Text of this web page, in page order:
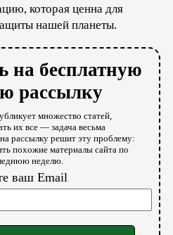
которая ценна для
нашей планеты.
на бесплатную
рассылку
множество статей,
их все — задача весьма
рассылку решит эту проблему:
похожие материалы сайта по
неделю.
ваш Email